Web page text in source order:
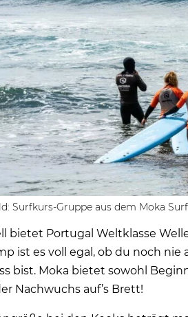
Surfkurs-Gruppe aus dem Moka
bietet Portugal Weltklasse
ist es voll egal, ob du noch
bist. Moka bietet sowohl
Nachwuchs auf’s Brett!